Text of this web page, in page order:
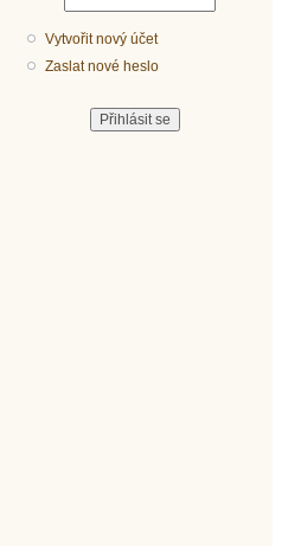
Vytvořit nový účet
Zaslat nové heslo